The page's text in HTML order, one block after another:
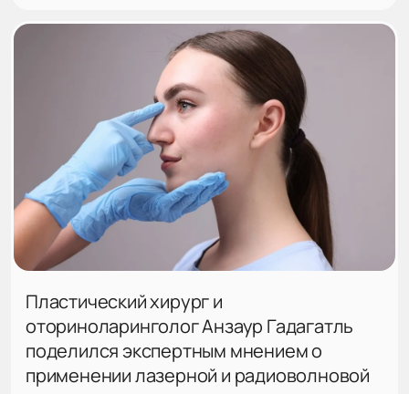
Пластический хирург и
оториноларинголог Анзаур Гадагатль
поделился экспертным мнением о
применении лазерной и радиоволновой